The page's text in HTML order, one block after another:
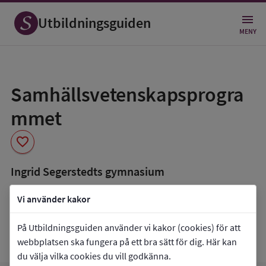
Vi använder kakor
På Utbildningsguiden använder vi kakor (cookies) för att
webbplatsen ska fungera på ett bra sätt för dig. Här kan
du välja vilka cookies du vill godkänna.
Utbildningsguiden MENY
Samhällsvetenskapsprogra
mmet
favorite
som
favorit
Ingrid Segerstedts gymnasium
book_5 Inriktning som finns tillgänglig
Beteendevetenskap
Medier, journalistik och kommunikation
Samhällsvetenskap